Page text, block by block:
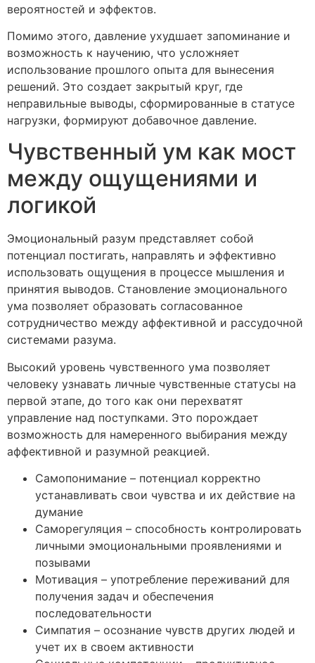
вероятностей и эффектов.
Помимо этого, давление ухудшает запоминание и
возможность к научению, что усложняет
использование прошлого опыта для вынесения
решений. Это создает закрытый круг, где
неправильные выводы, сформированные в статусе
нагрузки, формируют добавочное давление.
Чувственный ум как мост
между ощущениями и
логикой
Эмоциональный разум представляет собой
потенциал постигать, направлять и эффективно
использовать ощущения в процессе мышления и
принятия выводов. Становление эмоционального
ума позволяет образовать согласованное
сотрудничество между аффективной и рассудочной
системами разума.
Высокий уровень чувственного ума позволяет
человеку узнавать личные чувственные статусы на
первой этапе, до того как они перехватят
управление над поступками. Это порождает
возможность для намеренного выбирания между
аффективной и разумной реакцией.
Самопонимание – потенциал корректно
устанавливать свои чувства и их действие на
думание
Саморегуляция – способность контролировать
личными эмоциональными проявлениями и
позывами
Мотивация – употребление переживаний для
получения задач и обеспечения
последовательности
Симпатия – осознание чувств других людей и
учет их в своем активности